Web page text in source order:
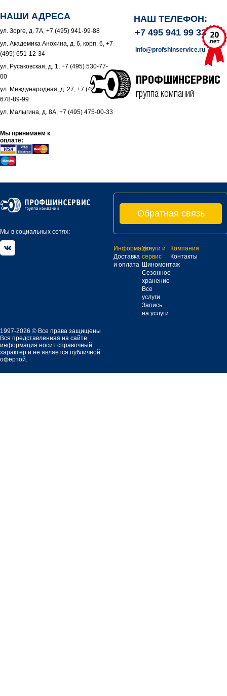
НАШИ АДРЕСА
ул. Зорге, д. 7А, +7 (495) 941-99-88
ул. Академика Анохина, д. 6, корп. 6, +7
(495) 651-12-34
ул. Русаковская, д. 1, +7 (495) 530-77-
00
ул. Международная, д. 27, +7 (495)
678-89-99
ул. Малыгина, д. 8А, +7 (495) 475-00-33
Мы принимаем к
оплате:
НАШ ТЕЛЕФОН:
+7 495 941 99 33
info@profshinservice.ru
ПРОФШИНСЕРВИС
группа компаний
Мы в социальных сетях:
Обратная связь
Информация
Доставка
и оплата
Услуги и
сервис
Шиномонтаж
Сезонное
хранение
Все
услуги
Запись
на услуги
Компания
Контакты
1997-2026 © Все права защищены
Вся представленная на сайте
информация носит справочный
характер и не является публичной
офертой.